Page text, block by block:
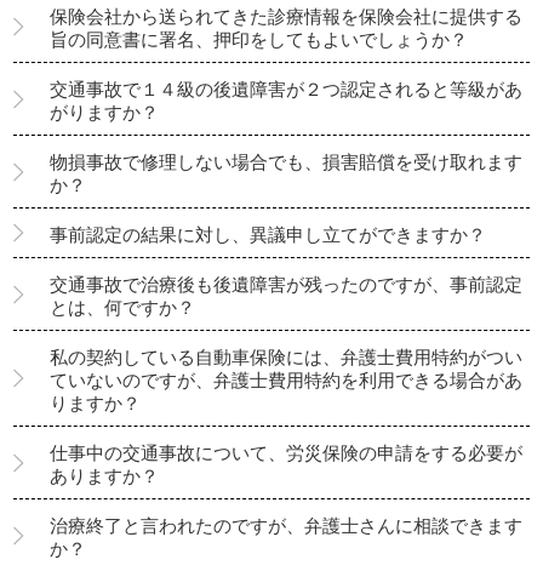
保険会社から送られてきた診療情報を保険会社に提供する
旨の同意書に署名、押印をしてもよいでしょうか？
交通事故で１４級の後遺障害が２つ認定されると等級があ
がりますか？
物損事故で修理しない場合でも、損害賠償を受け取れます
か？
事前認定の結果に対し、異議申し立てができますか？
交通事故で治療後も後遺障害が残ったのですが、事前認定
とは、何ですか？
私の契約している自動車保険には、弁護士費用特約がつい
ていないのですが、弁護士費用特約を利用できる場合があ
りますか？
仕事中の交通事故について、労災保険の申請をする必要が
ありますか？
治療終了と言われたのですが、弁護士さんに相談できます
か？